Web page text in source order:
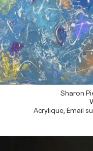
Sharon
Acrylique, Émail